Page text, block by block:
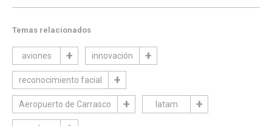
Temas relacionados
aviones innovación
reconocimiento facial
Aeropuerto de Carrasco latam